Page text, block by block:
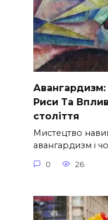
Авангардизм:
Риси Та
століття
Мистецтво
авангардизм і
0 26